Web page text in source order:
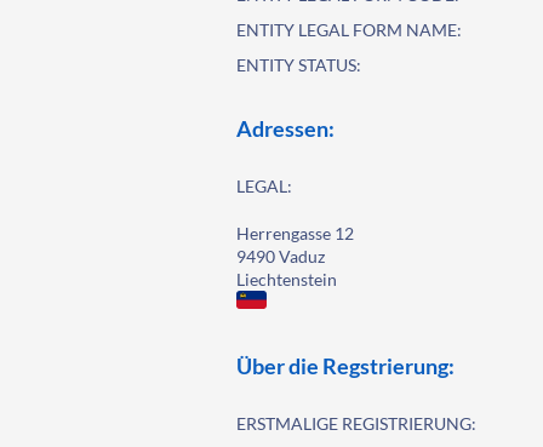
ENTITY LEGAL FORM NAME:
ENTITY STATUS:
Adressen:
LEGAL:
Herrengasse 12
9490 Vaduz
Liechtenstein
Über die Regstrierung:
ERSTMALIGE REGISTRIERUNG: